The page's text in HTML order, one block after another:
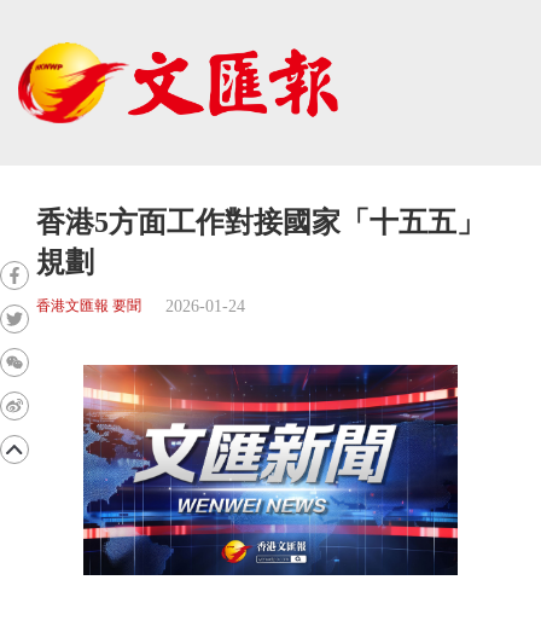
香港5方面工作對接國家「十五五」
規劃
香港文匯報 要聞 2026-01-24